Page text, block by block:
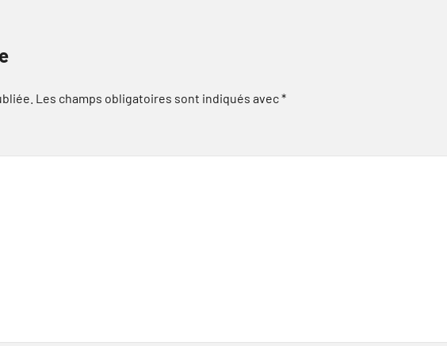
Les champs obligatoires sont indiqués avec*